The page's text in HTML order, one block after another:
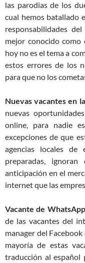
las parodias de los
cual hemos batallado
responsabilidades
mejor conocido
hoy no es el tema a
estos errores de los
para que no los
Nuevas vacantes en
nuevas
online, para nadie
excepciones de que
agencias locales de
preparadas,
anticipación en el
internet que las
Vacante de
de las vacantes del
manager del
mayoría de estas
traducción al español